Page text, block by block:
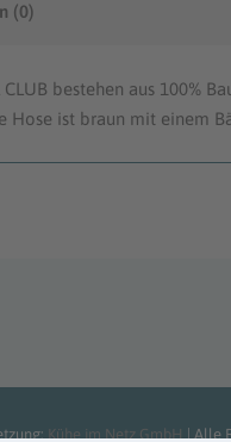
(0)
bestehen aus 100%
Hose ist braun mit einem
Kühe im Netz GmbH | Alle